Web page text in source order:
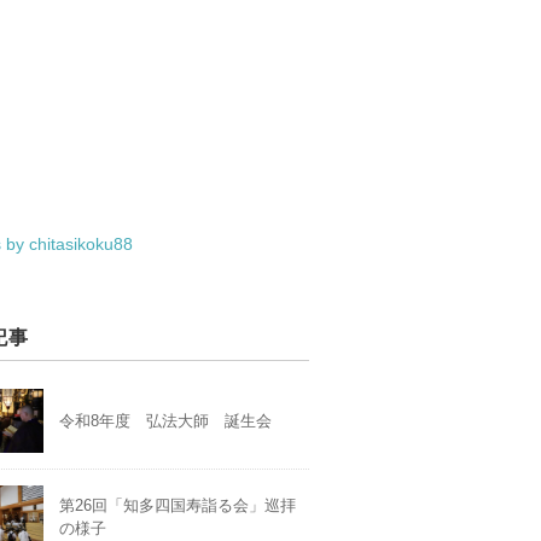
by chitasikoku88
事
令和8年度 弘法大師 誕生会
第26回「知多四国寿詣る会」巡拝
の様子